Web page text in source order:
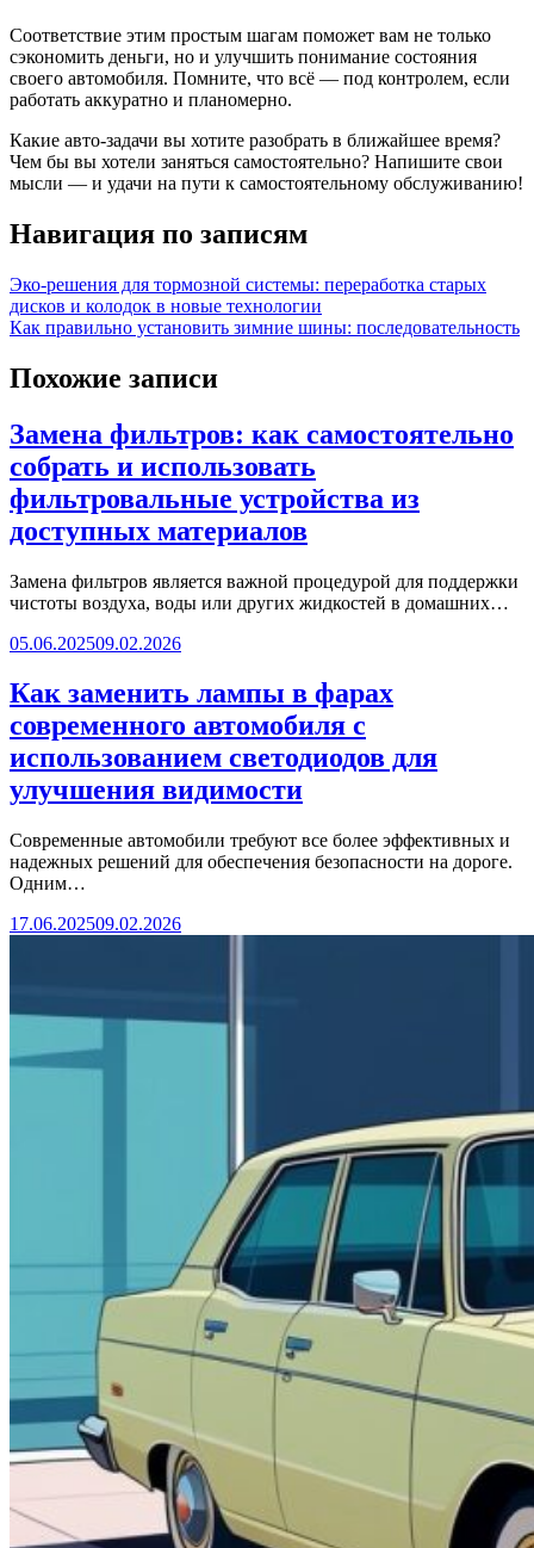
Соответствие этим простым шагам поможет вам не только
сэкономить деньги, но и улучшить понимание состояния
своего автомобиля. Помните, что всё — под контролем, если
работать аккуратно и планомерно.
Какие авто-задачи вы хотите разобрать в ближайшее время?
Чем бы вы хотели заняться самостоятельно? Напишите свои
мысли — и удачи на пути к самостоятельному обслуживанию!
Навигация по записям
Эко-решения для тормозной системы: переработка старых
дисков и колодок в новые технологии
Как правильно установить зимние шины: последовательность
Похожие записи
Замена фильтров: как самостоятельно
собрать и использовать
фильтровальные устройства из
доступных материалов
Замена фильтров является важной процедурой для поддержки
чистоты воздуха, воды или других жидкостей в домашних…
05.06.202509.02.2026
Как заменить лампы в фарах
современного автомобиля с
использованием светодиодов для
улучшения видимости
Современные автомобили требуют все более эффективных и
надежных решений для обеспечения безопасности на дороге.
Одним…
17.06.202509.02.2026